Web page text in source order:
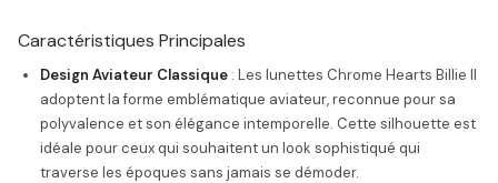
Caractéristiques Principales
Design Aviateur Classique : Les lunettes Chrome Hearts Billie II
adoptent la forme emblématique aviateur, reconnue pour sa
polyvalence et son élégance intemporelle. Cette silhouette est
idéale pour ceux qui souhaitent un look sophistiqué qui
traverse les époques sans jamais se démoder.